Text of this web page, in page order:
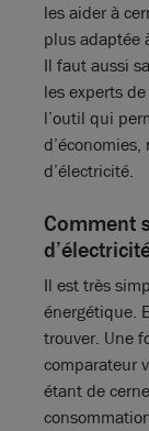
les aider à
plus adaptée
Il faut aussi
les experts
l’outil qui
d’électricité.
Comment
Il est très
énergétique.
trouver. Une
comparateur
étant de